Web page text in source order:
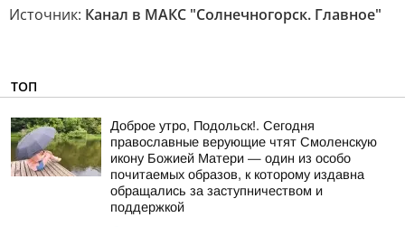
Источник: Канал в МАКС "Солнечногорск. Главное"
ТОП
Доброе утро, Подольск!. Сегодня
православные верующие чтят Смоленскую
икону Божией Матери — один из особо
почитаемых образов, к которому издавна
обращались за заступничеством и
поддержкой